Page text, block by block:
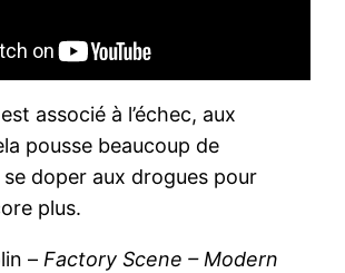
associé à l’échec, aux
pousse beaucoup de
doper aux drogues pour
plus.
–Factory Scene – Modern